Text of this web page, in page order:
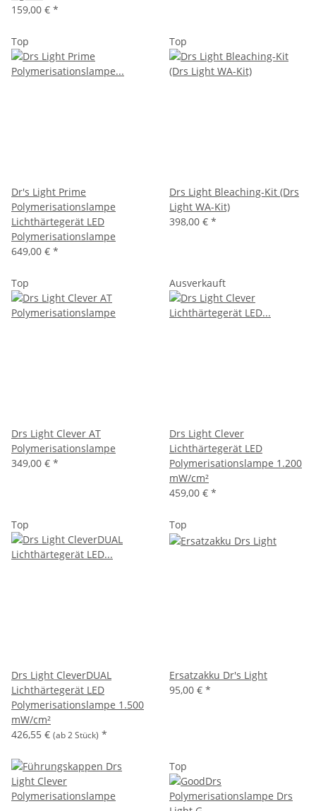
159,00 € *
Top
Dr's Light Prime
Polymerisationslampe
Lichthärtegerät LED
Polymerisationslampe
649,00 € *
Top
Drs Light Bleaching-Kit (Drs
Light WA-Kit)
398,00 € *
Top
Drs Light Clever AT
Polymerisationslampe
349,00 € *
Ausverkauft
Drs Light Clever
Lichthärtegerät LED
Polymerisationslampe 1.200
mW/cm²
459,00 € *
Top
Drs Light CleverDUAL
Lichthärtegerät LED
Polymerisationslampe 1.500
mW/cm²
426,55 € (ab 2 Stück) *
Top
Ersatzakku Dr's Light
95,00 € *
Top